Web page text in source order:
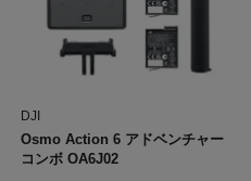
DJI
Osmo Action 6 アドベンチャー
コンボ OA6J02